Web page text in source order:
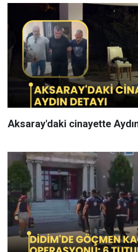
Aksaray'daki cinayette